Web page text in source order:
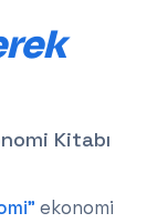
Kitabı
ekonomi